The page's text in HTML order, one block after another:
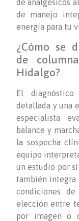
de analgésicos
de manejo
energía para tu
¿Cómo se
de
Hidalgo?
El
detallada y una
especialista
balance y
la sospecha
equipo
un estudio por
también integra
condiciones
elección entre
por imagen o